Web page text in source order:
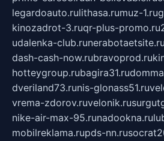
legardoauto.rulithasa.rumuz-1.ru
kinozadrot-3.ruqr-plus-promo.ru
udalenka-club.runerabotaetsite.ru
dash-cash-now.rubravoprod.ru
hotteygroup.rubagira31.ru
dveriland73.runis-glonass51.ru
vrema-zdorov.ruvelonik.ru
nike-air-max-95.runadookna.ru
mobilreklama.rupds-nn.ru